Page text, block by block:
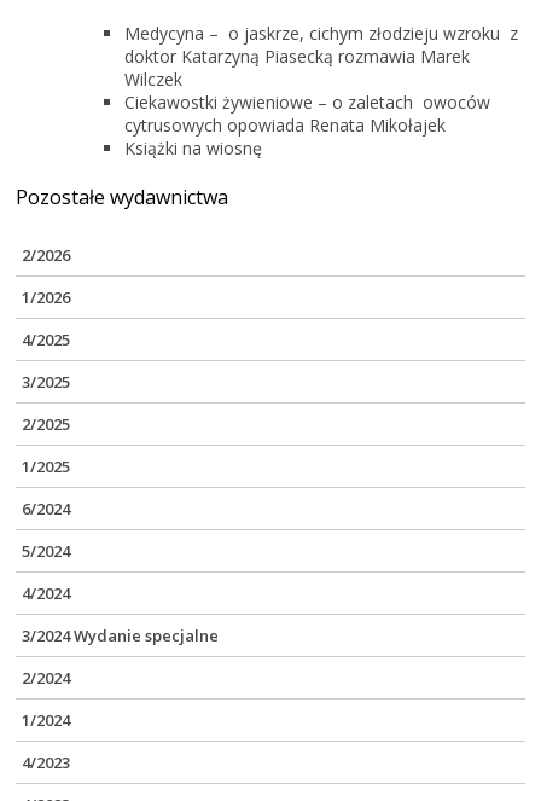
Medycyna – o jaskrze, cichym złodzieju wzroku z
doktor Katarzyną Piasecką rozmawia Marek
Wilczek
Ciekawostki żywieniowe – o zaletach owoców
cytrusowych opowiada Renata Mikołajek
Książki na wiosnę
Pozostałe wydawnictwa
2/2026
1/2026
4/2025
3/2025
2/2025
1/2025
6/2024
5/2024
4/2024
3/2024 Wydanie specjalne
2/2024
1/2024
4/2023